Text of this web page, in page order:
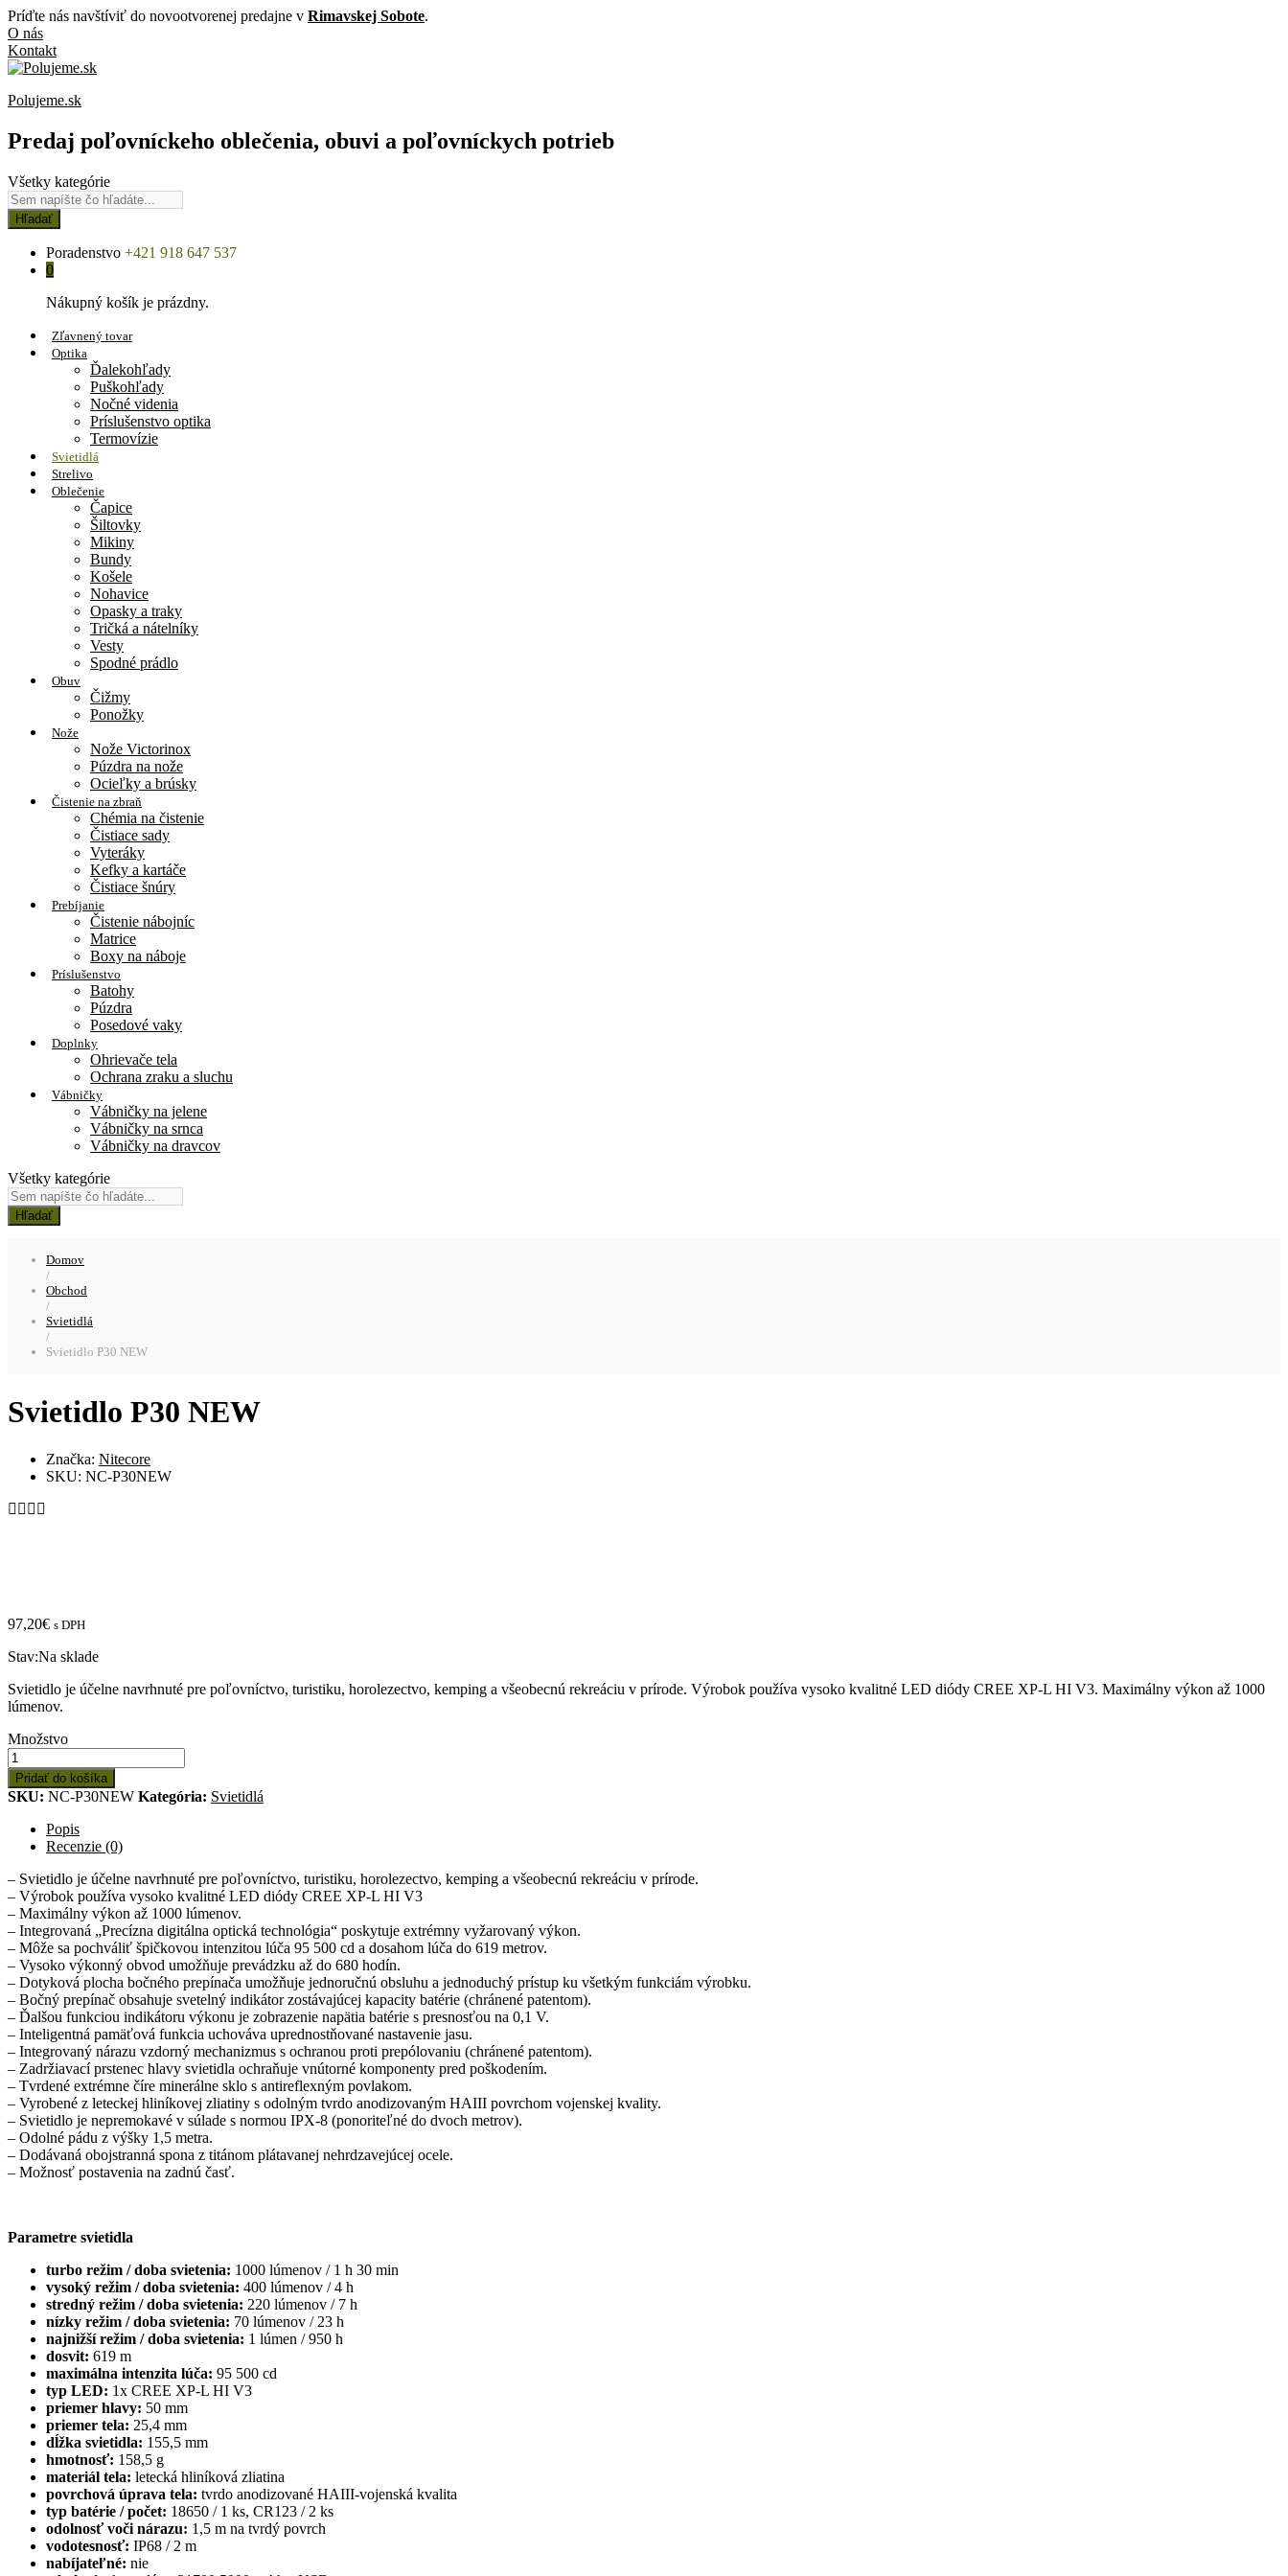
Príďte nás navštíviť do novootvorenej predajne v Rimavskej Sobote.
O nás
Kontakt
Polujeme.sk
Predaj poľovníckeho oblečenia, obuvi a poľovníckych potrieb
Všetky kategórie
Hľadať
Poradenstvo +421 918 647 537
0
Nákupný košík je prázdny.
Zľavnený tovar
Optika
Ďalekohľady
Puškohľady
Nočné videnia
Príslušenstvo optika
Termovízie
Svietidlá
Strelivo
Oblečenie
Čapice
Šiltovky
Mikiny
Bundy
Košele
Nohavice
Opasky a traky
Tričká a nátelníky
Vesty
Spodné prádlo
Obuv
Čižmy
Ponožky
Nože
Nože Victorinox
Púzdra na nože
Ocieľky a brúsky
Čistenie na zbraň
Chémia na čistenie
Čistiace sady
Vyteráky
Kefky a kartáče
Čistiace šnúry
Prebíjanie
Čistenie nábojníc
Matrice
Boxy na náboje
Príslušenstvo
Batohy
Púzdra
Posedové vaky
Doplnky
Ohrievače tela
Ochrana zraku a sluchu
Vábničky
Vábničky na jelene
Vábničky na srnca
Vábničky na dravcov
Všetky kategórie
Hľadať
Domov
/
Obchod
/
Svietidlá
/
Svietidlo P30 NEW
Svietidlo P30 NEW
Značka: Nitecore
SKU: NC-P30NEW
97,20€ s DPH
Stav:Na sklade
Svietidlo je účelne navrhnuté pre poľovníctvo, turistiku, horolezectvo, kemping a všeobecnú rekreáciu v prírode. Výrobok používa vysoko kvalitné LED diódy CREE XP-L HI V3. Maximálny výkon až 1000
lúmenov.
Množstvo:
Svietidlo
P30
NEW
Množstvo
Pridať do košíka
SKU: NC-P30NEW Kategória: Svietidlá
Popis
Recenzie (0)
– Svietidlo je účelne navrhnuté pre poľovníctvo, turistiku, horolezectvo, kemping a všeobecnú rekreáciu v prírode.
– Výrobok používa vysoko kvalitné LED diódy CREE XP-L HI V3
– Maximálny výkon až 1000 lúmenov.
– Integrovaná „Precízna digitálna optická technológia“ poskytuje extrémny vyžarovaný výkon.
– Môže sa pochváliť špičkovou intenzitou lúča 95 500 cd a dosahom lúča do 619 metrov.
– Vysoko výkonný obvod umožňuje prevádzku až do 680 hodín.
– Dotyková plocha bočného prepínača umožňuje jednoručnú obsluhu a jednoduchý prístup ku všetkým funkciám výrobku.
– Bočný prepínač obsahuje svetelný indikátor zostávajúcej kapacity batérie (chránené patentom).
– Ďalšou funkciou indikátoru výkonu je zobrazenie napätia batérie s presnosťou na 0,1 V.
– Inteligentná pamäťová funkcia uchováva uprednostňované nastavenie jasu.
– Integrovaný nárazu vzdorný mechanizmus s ochranou proti prepólovaniu (chránené patentom).
– Zadržiavací prstenec hlavy svietidla ochraňuje vnútorné komponenty pred poškodením.
– Tvrdené extrémne číre minerálne sklo s antireflexným povlakom.
– Vyrobené z leteckej hliníkovej zliatiny s odolným tvrdo anodizovaným HAIII povrchom vojenskej kvality.
– Svietidlo je nepremokavé v súlade s normou IPX-8 (ponoriteľné do dvoch metrov).
– Odolné pádu z výšky 1,5 metra.
– Dodávaná obojstranná spona z titánom plátavanej nehrdzavejúcej ocele.
– Možnosť postavenia na zadnú časť.
Parametre svietidla
turbo režim / doba svietenia: 1000 lúmenov / 1 h 30 min
vysoký režim / doba svietenia: 400 lúmenov / 4 h
stredný režim / doba svietenia: 220 lúmenov / 7 h
nízky režim / doba svietenia: 70 lúmenov / 23 h
najnižší režim / doba svietenia: 1 lúmen / 950 h
dosvit: 619 m
maximálna intenzita lúča: 95 500 cd
typ LED: 1x CREE XP-L HI V3
priemer hlavy: 50 mm
priemer tela: 25,4 mm
dĺžka svietidla: 155,5 mm
hmotnosť: 158,5 g
materiál tela: letecká hliníková zliatina
povrchová úprava tela: tvrdo anodizované HAIII-vojenská kvalita
typ batérie / počet: 18650 / 1 ks, CR123 / 2 ks
odolnosť voči nárazu: 1,5 m na tvrdý povrch
vodotesnosť: IP68 / 2 m
nabíjateľné: nie